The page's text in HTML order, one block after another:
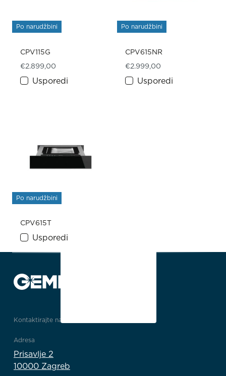
Po narudžbini
CPV115G
€2.899,00
Usporedi
Po narudžbini
CPV615NR
€2.999,00
Usporedi
Po narudžbini
CPV615T
Usporedi
Kontaktirajte nas
Adresa
Prisavlje 2
10000 Zagreb